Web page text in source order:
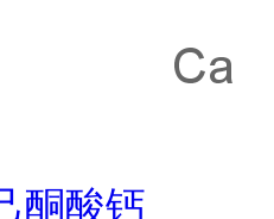
酮酸钙